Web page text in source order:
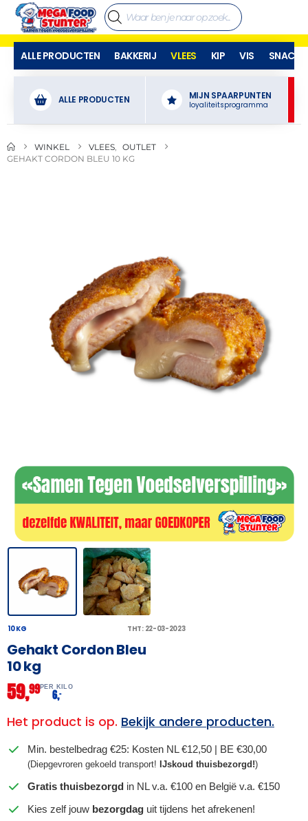
ALLE PRODUCTEN BAKKERIJ VLEES KIP VIS SNACKS
ALLE PRODUCTEN MIJN SPAARPUNTEN
loyaliteitsprogramma
WINKEL VLEES
OUTLET
GEHAKT CORDON BLEU 10 KG
10 KG THT: 22-03-2023
Gehakt Cordon Bleu
10 kg
59,99PER KILO
6,–
Het product is op. Bekijk andere producten.
Min. bestelbedrag €25: Kosten NL €12,50 | BE €30,00
(Diepgevroren gekoeld transport! IJskoud thuisbezorgd!)
Gratis thuisbezorgd in NL v.a. €100 en België v.a. €150
Kies zelf jouw bezorgdag uit tijdens het afrekenen!